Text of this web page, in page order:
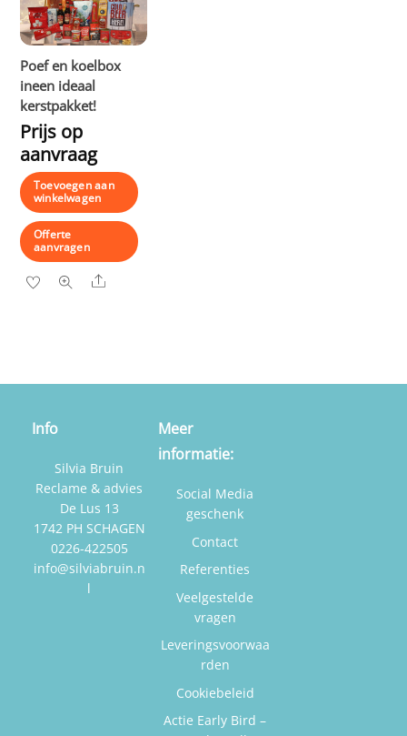
Poef en koelbox
ineen ideaal
kerstpakket!
Prijs op
aanvraag
Toevoegen aan
winkelwagen
Offerte
aanvragen
Share
Info
Silvia Bruin
Reclame & advies
De Lus 13
1742 PH SCHAGEN
0226-422505
info@silviabruin.n
l
Meer
informatie:
Social Media
geschenk
Contact
Referenties
Veelgestelde
vragen
Leveringsvoorwaa
rden
Cookiebeleid
Actie Early Bird –